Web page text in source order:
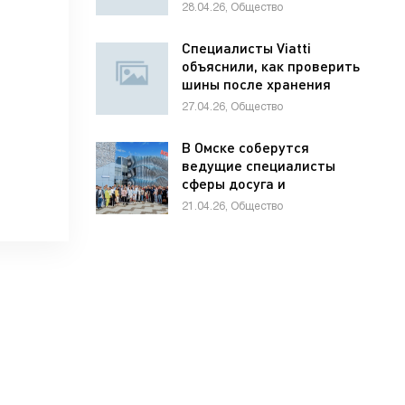
28.04.26, Общество
Специалисты Viatti
объяснили, как проверить
шины после хранения
27.04.26, Общество
В Омске соберутся
ведущие специалисты
сферы досуга и
развлечений России и
21.04.26, Общество